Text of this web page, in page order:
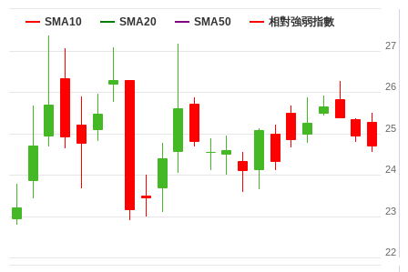
SMA10 SMA20 SMA50 相對強弱指數
22
23
24
25
26
27